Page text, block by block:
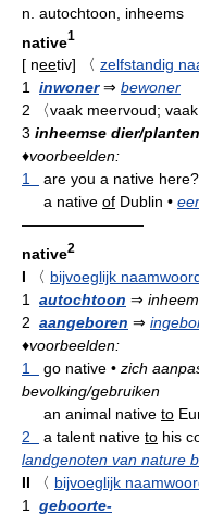
n. autochtoon, inheems
native1
[ neetiv] 〈 zelfstandig
1
inwoner⇒ bewoner
2
〈vaak meervoud;
3 inheemse dier/
♦voorbeelden:
1
are you a native here?
a native of Dublin •
————————
native2
I 〈 bijvoeglijk
1
autochtoon ⇒
2 aangeboren ⇒
♦voorbeelden:
1
go native • zich
bevolking/gebruiken
an animal native to
2
a talent native to his
landgenoten van nature
II
〈 bijvoeglijk
1
geboorte-